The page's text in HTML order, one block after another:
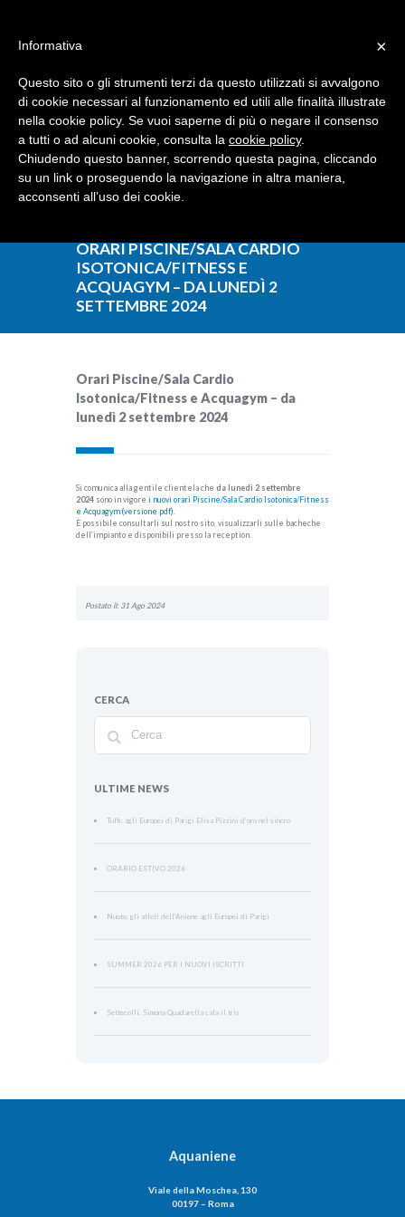
ORARI PISCINE/SALA CARDIO
ISOTONICA/FITNESS E
ACQUAGYM – DA LUNEDÌ 2
SETTEMBRE 2024
Orari Piscine/Sala Cardio
Isotonica/Fitness e Acquagym – da
lunedì 2 settembre 2024
Si comunica alla gentile clientela che da lunedì 2 settembre
2024 sono in vigore i nuovi orari Piscine/Sala Cardio Isotonica/Fitness
e Acquagym (versione pdf).
È possibile consultarli sul nostro sito, visualizzarli sulle bacheche
dell’impianto e disponibili presso la reception.
Postato il: 31 Ago 2024
CERCA
ULTIME NEWS
Tuffi: agli Europei di Parigi Elisa Pizzini d’oro nel sincro
ORARIO ESTIVO 2026
Nuoto, gli atleti dell’Aniene agli Europei di Parigi
SUMMER 2026 PER I NUOVI ISCRITTI
Settecolli, Simona Quadarella cala il tris
Aquaniene
Viale della Moschea, 130
00197 – Roma
×
Informativa
Questo sito o gli strumenti terzi da questo utilizzati si avvalgono
di cookie necessari al funzionamento ed utili alle finalità illustrate
nella cookie policy. Se vuoi saperne di più o negare il consenso
a tutti o ad alcuni cookie, consulta la cookie policy.
Chiudendo questo banner, scorrendo questa pagina, cliccando
su un link o proseguendo la navigazione in altra maniera,
acconsenti all’uso dei cookie.